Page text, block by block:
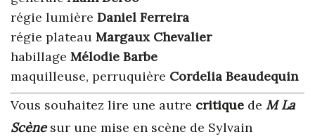
régie lumière Daniel Ferreira
régie plateau Margaux Chevalier
habillage Mélodie Barbe
maquilleuse, perruquière Cordelia Beaudequin
Vous souhaitez lire une autre critique de M La
Scènesur une mise en scène de Sylvain